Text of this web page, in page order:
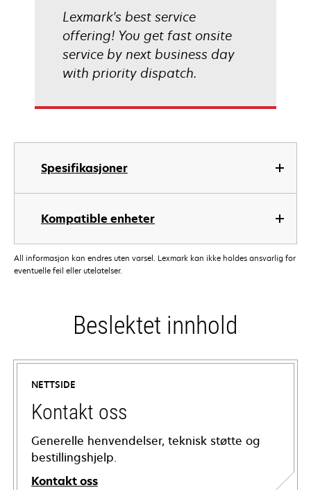
Spesifikasjoner
Kompatible enheter
Lexmark's best service
offering! You get fast onsite
service by next business day
with priority dispatch.
All informasjon kan endres uten varsel. Lexmark kan ikke holdes ansvarlig for
eventuelle feil eller utelatelser.
Beslektet innhold
NETTSIDE
Kontakt oss
Generelle henvendelser, teknisk støtte og
bestillingshjelp.
Kontakt oss